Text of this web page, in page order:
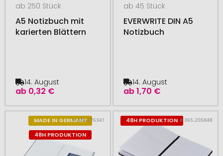
ab 250 Stück
A5 Notizbuch mit
karierten Blättern
ab 0,32 €
14. August
ab 45 Stück
EVERWRITE DIN A5
Notizbuch
ab1,70 €
14. August
MADE IN GERMANY
48H PRODUKTION
# 235.276341 48H PRODUKTION # 365.205848